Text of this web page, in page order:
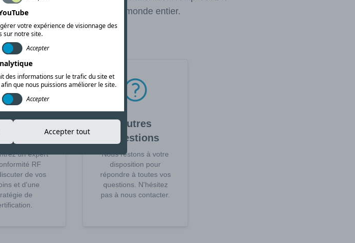
nos bureaux dans le monde entier.
un
un expert
RF
de vos
et d'une
de
Autres
questions
Nous restons à votre
disposition pour
répondre à toutes vos
questions. N'hésitez
pas à nous contacter.
votre expérience de visionnage des
sur notre site.
Accepter
des informations sur le trafic du site et
que nous puissions améliorer le site.
Accepter
Accepter tout